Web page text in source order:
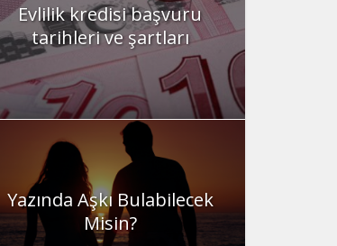
Evlilik kredisi başvuru
tarihleri ve şartları
Yazında Aşkı Bulabilecek
Misin?